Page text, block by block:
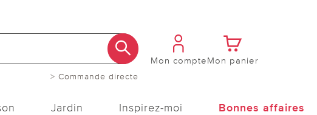
> Commande directe
Mon compteMon panier
Jardin Inspirez-moi Bonnes affaires